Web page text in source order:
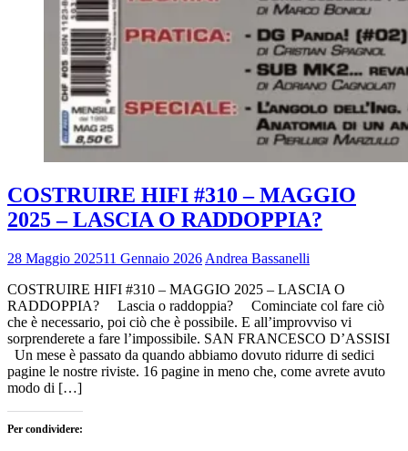
COSTRUIRE HIFI #310 – MAGGIO
2025 – LASCIA O RADDOPPIA?
28 Maggio 202511 Gennaio 2026 Andrea Bassanelli
COSTRUIRE HIFI #310 – MAGGIO 2025 – LASCIA O
RADDOPPIA? Lascia o raddoppia? Cominciate col fare ciò
che è necessario, poi ciò che è possibile. E all’improvviso vi
sorprenderete a fare l’impossibile. SAN FRANCESCO D’ASSISI
Un mese è passato da quando abbiamo dovuto ridurre di sedici
pagine le nostre riviste. 16 pagine in meno che, come avrete avuto
modo di […]
Per condividere: